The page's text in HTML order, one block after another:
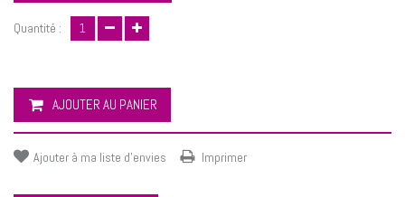
Quantité :
AJOUTER AU PANIER
Ajouter à ma liste d'envies Imprimer